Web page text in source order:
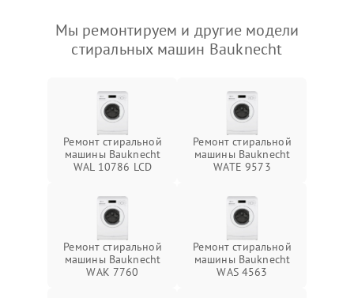
Мы ремонтируем и другие модели
стиральных машин Bauknecht
Ремонт стиральной
машины Bauknecht
WAL 10786 LCD
Ремонт стиральной
машины Bauknecht
WATE 9573
Ремонт стиральной
машины Bauknecht
WAK 7760
Ремонт стиральной
машины Bauknecht
WAS 4563